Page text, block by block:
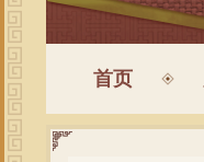
首页